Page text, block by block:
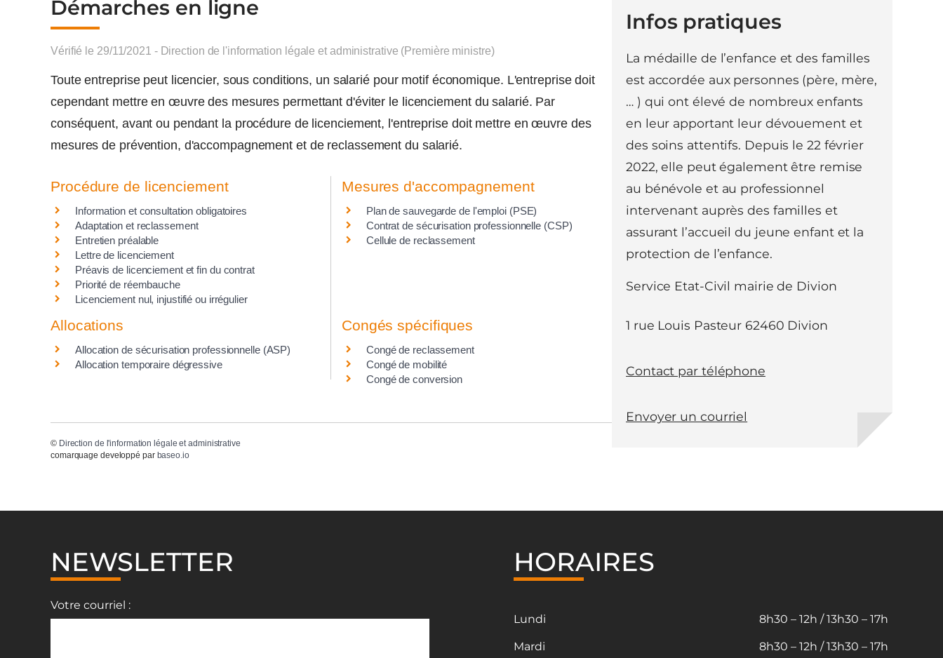
Démarches en ligne
Vérifié le 29/11/2021 - Direction de l'information légale et administrative (Première ministre)
Toute entreprise peut licencier, sous conditions, un salarié pour motif économique. L'entreprise doit
cependant mettre en œuvre des mesures permettant d'éviter le licenciement du salarié. Par
conséquent, avant ou pendant la procédure de licenciement, l'entreprise doit mettre en œuvre des
mesures de prévention, d'accompagnement et de reclassement du salarié.
Procédure de licenciement
Information et consultation obligatoires
Adaptation et reclassement
Entretien préalable
Lettre de licenciement
Préavis de licenciement et fin du contrat
Priorité de réembauche
Licenciement nul, injustifié ou irrégulier
Mesures d'accompagnement
Plan de sauvegarde de l'emploi (PSE)
Contrat de sécurisation professionnelle (CSP)
Cellule de reclassement
Allocations
Allocation de sécurisation professionnelle (ASP)
Allocation temporaire dégressive
Congés spécifiques
Congé de reclassement
Congé de mobilité
Congé de conversion
© Direction de l'information légale et administrative
comarquage developpé par baseo.io
Infos pratiques
La médaille de l’enfance et des familles
est accordée aux personnes (père, mère,
… ) qui ont élevé de nombreux enfants
en leur apportant leur dévouement et
des soins attentifs. Depuis le 22 février
2022, elle peut également être remise
au bénévole et au professionnel
intervenant auprès des familles et
assurant l’accueil du jeune enfant et la
protection de l’enfance.
Service Etat-Civil mairie de Divion
1 rue Louis Pasteur 62460 Divion
Contact par téléphone
Envoyer un courriel
NEWSLETTER
Votre courriel :
HORAIRES
Lundi
Mardi
8h30 – 12h / 13h30 – 17h
8h30 – 12h / 13h30 – 17h